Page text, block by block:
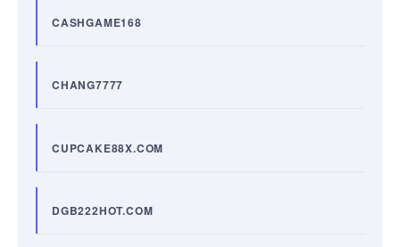
CASHGAME168
CHANG7777
CUPCAKE88X.COM
DGB222HOT.COM